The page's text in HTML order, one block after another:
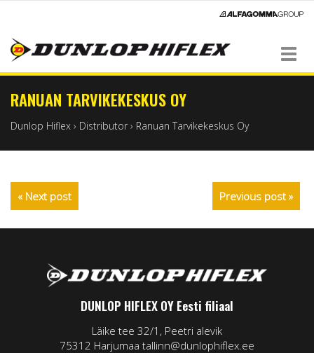
Navigation
RANUAN TARVIKEKESKUS OY
Dunlop Hiflex › Distributor › Ranuan Tarvikekeskus Oy
Previous post »
« Next post
DUNLOP HIFLEX OY Eesti filiaal
Läike tee 32/1, Peetri alevik
75312 Harjumaa tallinn@dunlophiflex.ee